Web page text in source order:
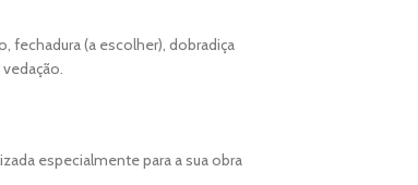
fechadura (a escolher), dobradiça
especialmente para a sua obra